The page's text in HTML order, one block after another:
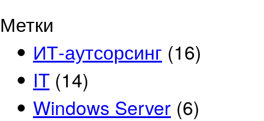
Метки
ИТ-аутсорсинг (16)
IT (14)
Windows Server (6)